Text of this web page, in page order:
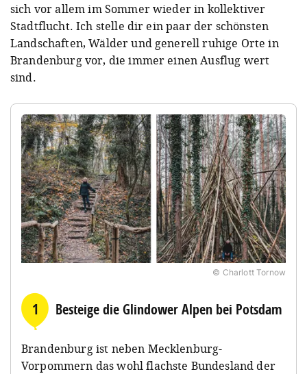
sich vor allem im Sommer wieder in kollektiver
Stadtflucht. Ich stelle dir ein paar der schönsten
Landschaften, Wälder und generell ruhige Orte in
Brandenburg vor, die immer einen Ausflug wert
sind.
© Charlott Tornow
1 Besteige die Glindower Alpen bei Potsdam
Brandenburg ist neben Mecklenburg-
Vorpommern das wohl flachste Bundesland der